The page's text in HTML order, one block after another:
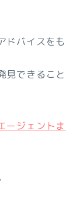
ドバイスをも
見できること
ージェントま